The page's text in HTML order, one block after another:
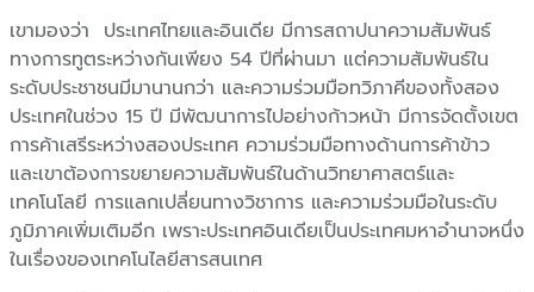
เขามองว่า ประเทศไทยและอินเดีย มีการสถาปนาความสัมพันธ์
ทางการทูตระหว่างกันเพียง 54 ปีที่ผ่านมา แต่ความสัมพันธ์ใน
ระดับประชาชนมีมานานกว่า และความร่วมมือทวิภาคีของทั้งสอง
ประเทศในช่วง 15 ปี มีพัฒนาการไปอย่างก้าวหน้า มีการจัดตั้งเขต
การค้าเสรีระหว่างสองประเทศ ความร่วมมือทางด้านการค้าข้าว
และเขาต้องการขยายความสัมพันธ์ในด้านวิทยาศาสตร์และ
เทคโนโลยี การแลกเปลี่ยนทางวิชาการ และความร่วมมือในระดับ
ภูมิภาคเพิ่มเติมอีก เพราะประเทศอินเดียเป็นประเทศมหาอำนาจหนึ่ง
ในเรื่องของเทคโนไลยีสารสนเทศ